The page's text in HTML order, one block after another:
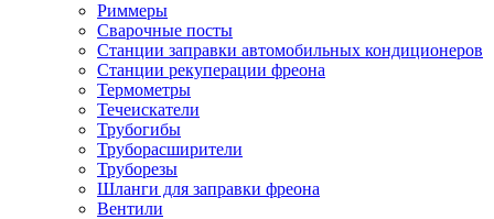
Риммеры
Сварочные посты
Станции заправки автомобильных кондиционеров
Станции рекуперации фреона
Термометры
Течеискатели
Трубогибы
Труборасширители
Труборезы
Шланги для заправки фреона
Вентили